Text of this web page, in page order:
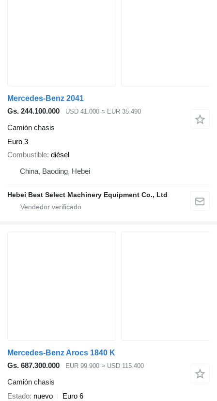
Mercedes-Benz 2041
Gs. 244.100.000
USD 41.000 ≈ EUR 35.490
Camión chasis
Euro 3
Combustible diésel
China, Baoding, Hebei
Hebei Best Select Machinery Equipment Co., Ltd
Mercedes-Benz Arocs 1840 K
Gs. 687.300.000
EUR 99.900 ≈ USD 115.400
Camión chasis
Estado nuevo
Euro 6